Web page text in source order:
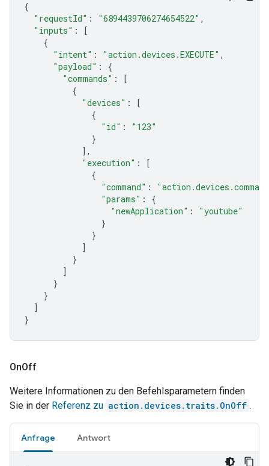
{
"requestId" : "6894439706274654522" ,
"inputs" :
[
{
"intent" : "action.devices.EXECUTE" ,
"payload" :
{
"commands" :
[
{
"devices" :
[
{
"id" :
"123"
}
],
"execution" :
[
{
"command" :
"params" :
{
"newApplication" :
"youtube"
}
}
]
}
]
}
}
]
}
OnOff
Weitere Informationen zu den Befehlsparametern finden
Sie in der Referenz zu action.devices.traits.OnOff .
Anfrage Antwort